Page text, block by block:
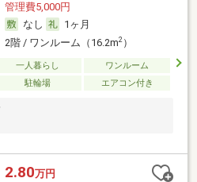
管理費5,000円
なし
1ヶ月
2階 / ワンルーム（16.2m2）
一人暮らし
ワンルーム
駐輪場 エアコン付き
2.80万円